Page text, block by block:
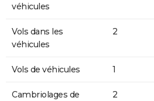
véhicules
Vols dans les
véhicules
2
Vols de véhicules 1
Cambriolages de
2